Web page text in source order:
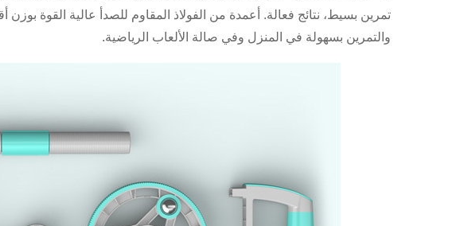
والتمرين بسهولة في المنزل وفي صالة الألعاب الرياضية.